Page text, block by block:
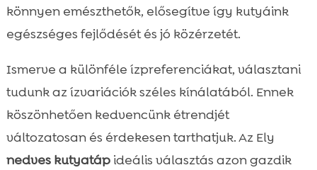
könnyen emészthetők, elősegítve így kutyáink
egészséges fejlődését és jó közérzetét.
Ismerve a különféle ízpreferenciákat, választani
tudunk az ízvariációk széles kínálatából. Ennek
köszönhetően kedvencünk étrendjét
változatosan és érdekesen tarthatjuk. Az Ely
nedves kutyatápideális választás azon gazdik